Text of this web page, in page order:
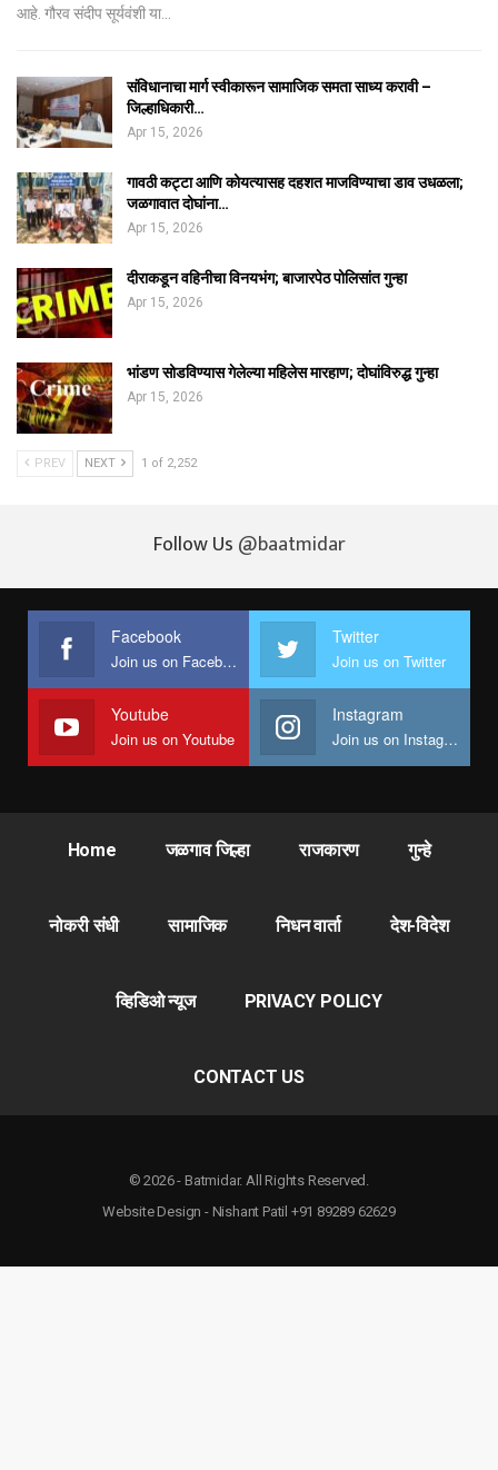
आहे. गौरव संदीप सूर्यवंशी या…
संविधानाचा मार्ग स्वीकारून सामाजिक समता साध्य करावी –
जिल्हाधिकारी…
Apr 15, 2026
गावठी कट्टा आणि कोयत्यासह दहशत माजविण्याचा डाव उधळला;
जळगावात दोघांना…
Apr 15, 2026
दीराकडून वहिनीचा विनयभंग; बाजारपेठ पोलिसांत गुन्हा
Apr 15, 2026
भांडण सोडविण्यास गेलेल्या महिलेस मारहाण; दोघांविरुद्ध गुन्हा
Apr 15, 2026
PREV NEXT 1 of 2,252
Follow Us @baatmidar
Facebook
Join us on Facebook
Twitter
Join us on Twitter
Youtube
Join us on Youtube
Instagram
Join us on Instagram
Home जळगाव जिल्हा राजकारण गुन्हे
नोकरी संधी सामाजिक निधन वार्ता देश-विदेश
व्हिडिओ न्यूज PRIVACY POLICY
CONTACT US
© 2026 - Batmidar. All Rights Reserved.
Website Design - Nishant Patil +91 89289 62629